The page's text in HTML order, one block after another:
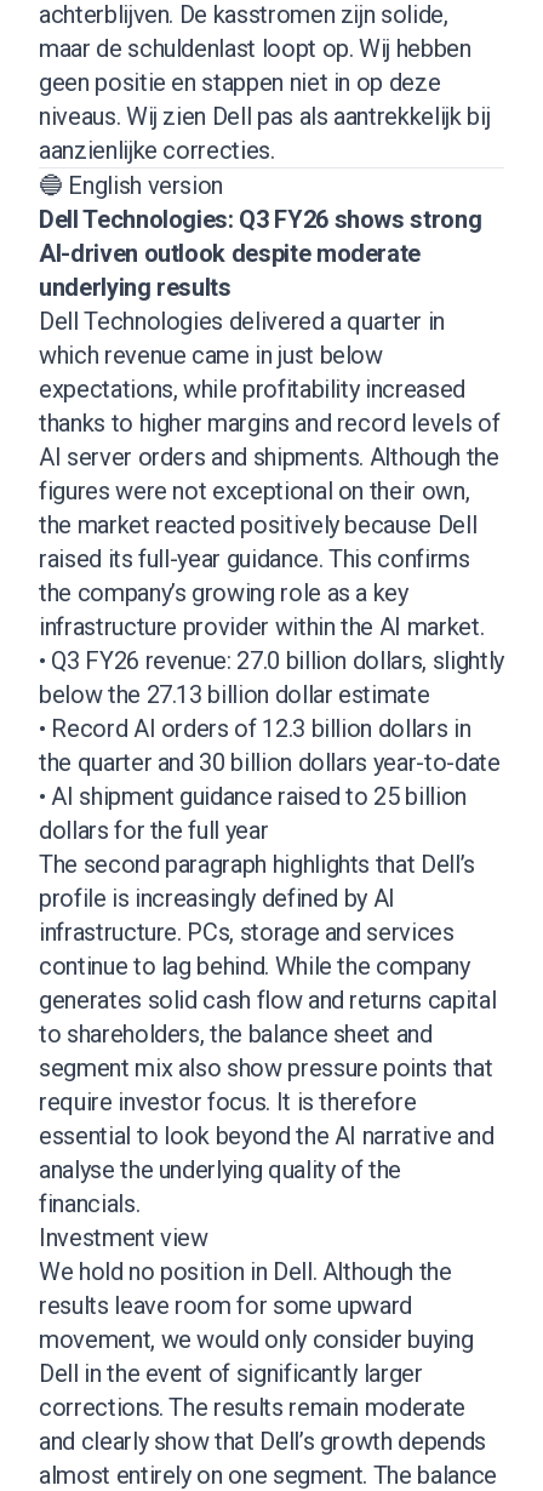
achterblijven. De kasstromen zijn solide,
maar de schuldenlast loopt op. Wij hebben
geen positie en stappen niet in op deze
niveaus. Wij zien Dell pas als aantrekkelijk bij
aanzienlijke correcties.
🔵 English version
Dell Technologies: Q3 FY26 shows strong
AI-driven outlook despite moderate
underlying results
Dell Technologies delivered a quarter in
which revenue came in just below
expectations, while profitability increased
thanks to higher margins and record levels of
AI server orders and shipments. Although the
figures were not exceptional on their own,
the market reacted positively because Dell
raised its full-year guidance. This confirms
the company’s growing role as a key
infrastructure provider within the AI market.
• Q3 FY26 revenue: 27.0 billion dollars, slightly
below the 27.13 billion dollar estimate
• Record AI orders of 12.3 billion dollars in
the quarter and 30 billion dollars year-to-date
• AI shipment guidance raised to 25 billion
dollars for the full year
The second paragraph highlights that Dell’s
profile is increasingly defined by AI
infrastructure. PCs, storage and services
continue to lag behind. While the company
generates solid cash flow and returns capital
to shareholders, the balance sheet and
segment mix also show pressure points that
require investor focus. It is therefore
essential to look beyond the AI narrative and
analyse the underlying quality of the
financials.
Investment view
We hold no position in Dell. Although the
results leave room for some upward
movement, we would only consider buying
Dell in the event of significantly larger
corrections. The results remain moderate
and clearly show that Dell’s growth depends
almost entirely on one segment. The balance